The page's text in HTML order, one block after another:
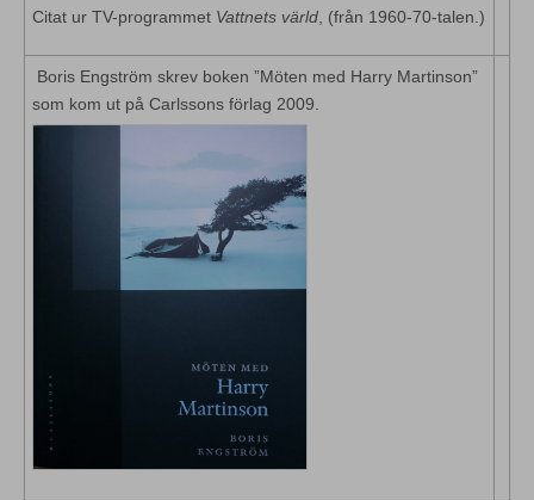
Citat ur TV-programmet Vattnets värld , (från 1960-70-talen.)
Boris Engström skrev boken ”Möten med Harry Martinson”
som kom ut på Carlssons förlag 2009.